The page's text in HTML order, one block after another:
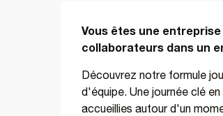
Vous êtes une
collaborateurs dans un
Découvrez notre formule
d'équipe. Une journée clé
accueillies autour d'un